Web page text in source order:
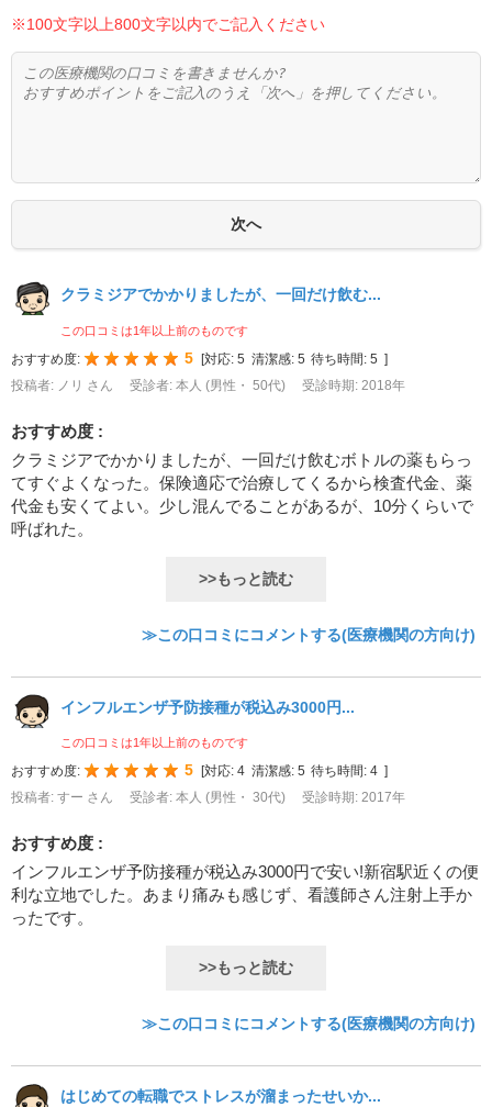
※100文字以上800文字以内でご記入ください
クラミジアでかかりましたが、一回だけ飲む...
この口コミは1年以上前のものです
おすすめ度: 5 [対応: 5 清潔感: 5 待ち時間: 5 ]
投稿者: ノリ さん
受診者: 本人 (男性・ 50代) 受診時期: 2018年
おすすめ度 :
クラミジアでかかりましたが、一回だけ飲むボトルの薬もらっ
てすぐよくなった。保険適応で治療してくるから検査代金、薬
代金も安くてよい。少し混んでることがあるが、10分くらいで
呼ばれた。
>>もっと読む
≫この口コミにコメントする(医療機関の方向け)
インフルエンザ予防接種が税込み3000円...
この口コミは1年以上前のものです
おすすめ度: 5 対応: 4 清潔感: 5 待ち時間: 4
投稿者: すー さん
受診者: 本人 (男性・ 30代) 受診時期: 2017年
おすすめ度 :
インフルエンザ予防接種が税込み3000円で安い!新宿駅近くの便
利な立地でした。あまり痛みも感じず、看護師さん注射上手か
ったです。
>>もっと読む
≫この口コミにコメントする(医療機関の方向け)
はじめての転職でストレスが溜まったせいか...